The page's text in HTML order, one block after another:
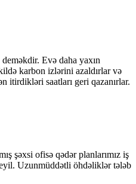
Evə daha yaxın
karbon izlərini azaldırlar və
itirdikləri saatları geri qazanırlar.
şəxsi ofisə qədər planlarımız iş
Uzunmüddətli öhdəliklər tələb